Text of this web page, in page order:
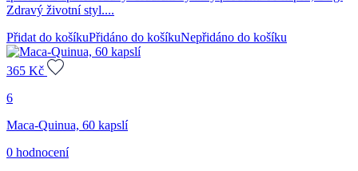
Zdravý životní styl....
Přidat do košíkuPřidáno do košíkuNepřidáno do košíku
365 Kč
6
Maca-Quinua, 60 kapslí
0 hodnocení